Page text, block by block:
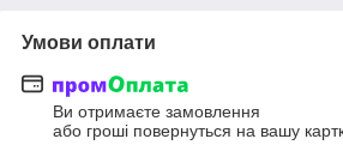
Умови оплати
Ви отримаєте замовлення
або гроші повернуться на вашу